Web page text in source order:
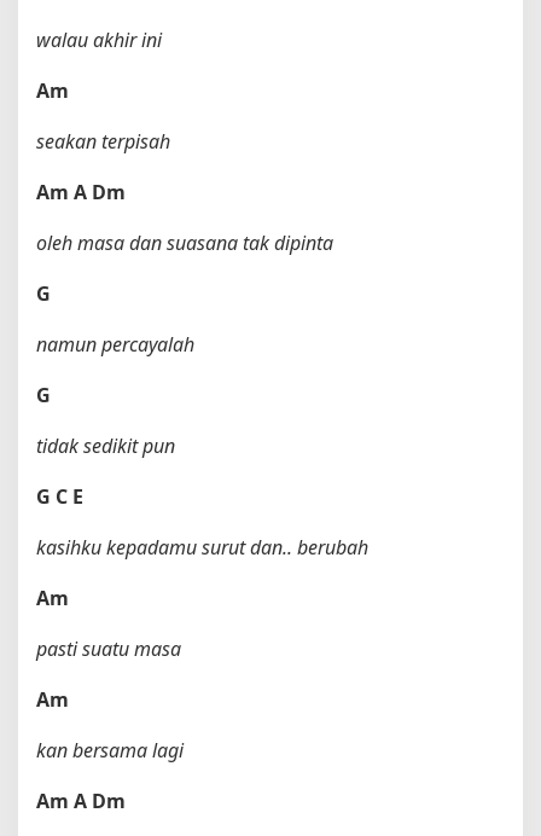
walau akhir ini
Am
seakan terpisah
Am A Dm
oleh masa dan suasana tak dipinta
G
namun percayalah
G
tidak sedikit pun
G C E
kasihku kepadamu surut dan.. berubah
Am
pasti suatu masa
Am
kan bersama lagi
Am A Dm